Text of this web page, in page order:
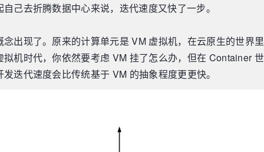
己去折腾数据中心来说，迭代速度又快了一步。
出现了。原来的计算单元是 VM 虚拟机，在云原生的世
拟机时代，你依然要考虑 VM 挂了怎么办，但在 Container
迭代速度会比传统基于 VM 的抽象程度更更快。